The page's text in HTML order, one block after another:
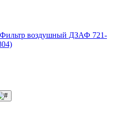
Фильтр воздушный ДЗАФ 721-